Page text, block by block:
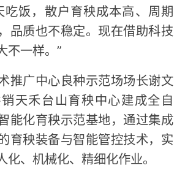
吃饭，散户育秧成本高、周期
品质也不稳定。现在借助科技
不一样。”
推广中心良种示范场场长谢文
天禾台山育秧中心建成全自
能化育秧示范基地，通过集成
育秧装备与智能管控技术，实
化、机械化、精细化作业。